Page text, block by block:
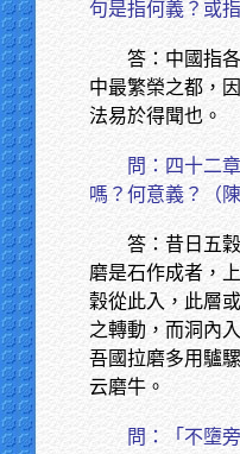
句是指何義？或
答：中國指
中最繁榮之都，
法易於得聞也。
問：四十二
嗎？何意義？（陳
答：昔日五
磨是石作成者，
穀從此入，此層
之轉動，而洞內
吾國拉磨多用驢
云磨牛。
問：「不墮